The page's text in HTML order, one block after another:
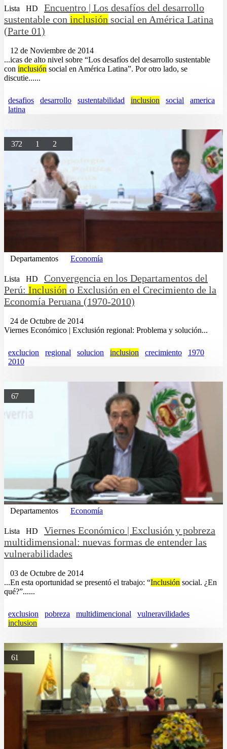
Lista HD
Encuentro | Los desafíos del desarrollo
sustentable con inclusión social en América Latina
(Parte 01)
12 de Noviembre de 2014
...icas de alto nivel sobre “Los desafíos del desarrollo sustentable
con inclusión social en América Latina”. Por otro lado, se
discutie......
desafios desarrollo sustentabilidad inclusion social
america
latina
372 1 2
Departamentos Economía
Lista HD
Convergencia en los Departamentos del
Perú: Inclusión o Exclusión en el Crecimiento de la
Economía Peruana (1970-2010)
24 de Octubre de 2014
Viernes Económico | Exclusión regional: Problema y solución...
exclucion regional solucion inclusion crecimiento
1970
2010
67
Departamentos Economía
Lista HD
Viernes Económico | Exclusión y pobreza
multidimensional: nuevas formas de entender las
vulnerabilidades
03 de Octubre de 2014
...En esta oportunidad se presentó el trabajo: “Inclusión social. ¿En
qué?”......
exclusion pobreza multidimencional
vulneravilidades
inclusion
61